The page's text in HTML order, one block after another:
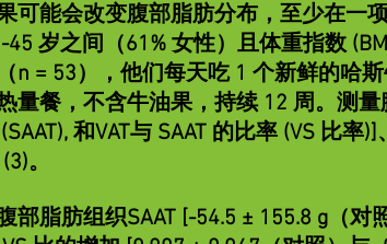
可能会改变腹部脂肪分布，至少在一
45 岁之间（61% 女性）且体重指数
n = 53），他们每天吃 1 个新鲜的哈
量餐，不含牛油果，持续 12 周。测
和VAT与 SAAT 的比率 (VS 比
。
脂肪组织SAAT [-54.5 ± 155.8 g（对